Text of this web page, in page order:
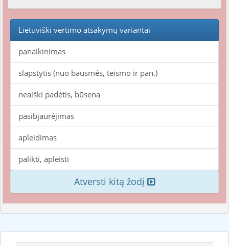
Lietuviški vertimo atsakymų variantai
panaikinimas
slapstytis (nuo bausmės, teismo ir pan.)
neaiški padėtis, būsena
pasibjaurėjimas
apleidimas
palikti, apleisti
Atversti kitą žodį